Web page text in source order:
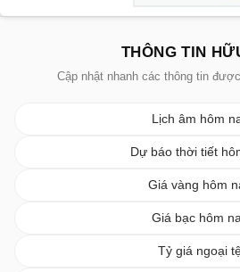
THÔNG TIN
Cập nhật nhanh các thông tin
Lịch âm hôm
Dự báo thời tiết
Giá vàng hôm
Giá bạc hôm
Tỷ giá ngoại